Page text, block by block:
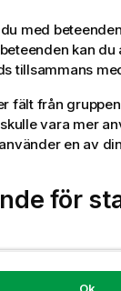
med
kan
tillsammans
fält från gruppen
vara mer
en av
för